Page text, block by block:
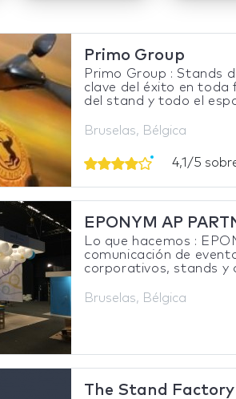
Primo Group
Primo Group : Stands
clave del éxito en toda
del stand y todo el
Bruselas, Bélgica
4,1/5
EPONYM AP
Lo que hacemos :
comunicación de
corporativos, stands y
Bruselas, Bélgica
The Stand Factory